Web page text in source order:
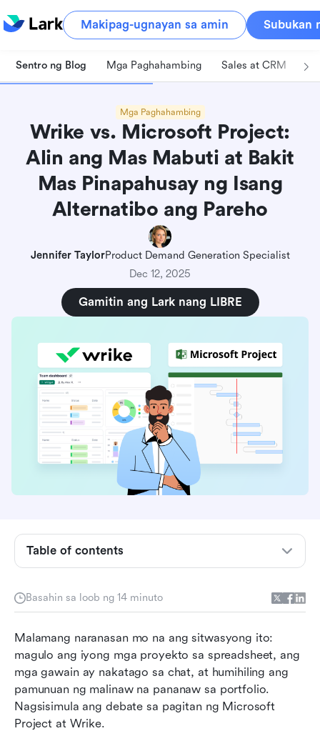
Makipag-ugnayan sa amin Subukan
Sentro ng Blog Mga Paghahambing Sales at CRM
Mga Paghahambing
Wrike vs. Microsoft Project:
Alin ang Mas Mabuti at Bakit
Mas Pinapahusay ng Isang
Alternatibo ang Pareho
Jennifer TaylorProduct Demand Generation Specialist
Dec 12, 2025
Gamitin ang Lark nang LIBRE
Basahin sa loob ng 14 minuto
Malamang naranasan mo na ang sitwasyong ito:
magulo ang iyong mga proyekto sa spreadsheet, ang
mga gawain ay nakatago sa chat, at humihiling ang
pamunuan ng malinaw na pananaw sa portfolio.
Nagsisimula ang debate sa pagitan ng Microsoft
Project at Wrike.
Table of contents
Ano ang Microsoft Project?
Wrike kumpara sa Microsoft Project: Mga
kalamangan at kahinaan
Wrike vs Microsoft Project: Paghahambing ng
mga Tampok